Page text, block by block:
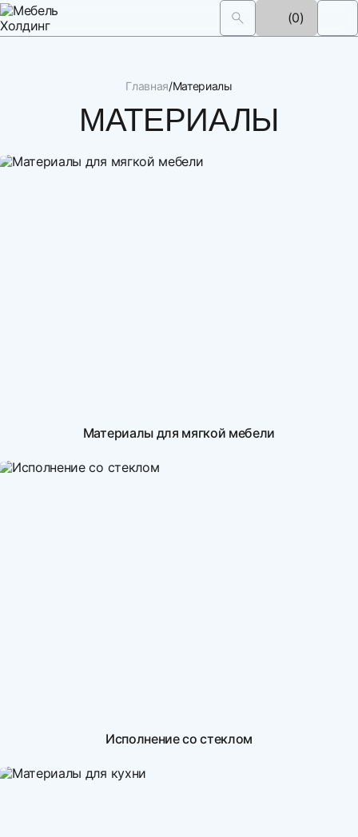
(0)
Главная Материалы
МАТЕРИАЛЫ
Материалы для мягкой мебели
Исполнение со стеклом